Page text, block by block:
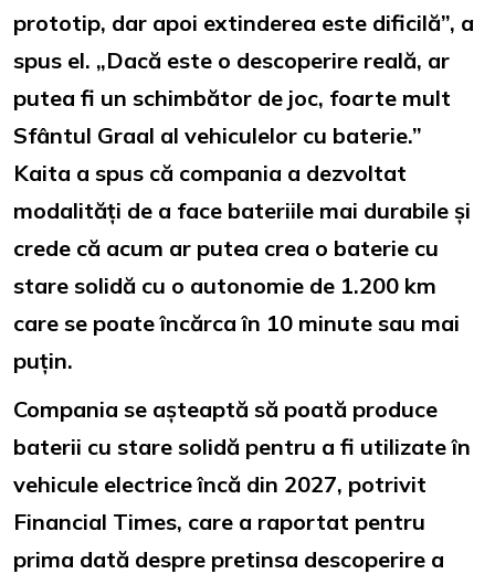
prototip, dar apoi extinderea este dificilă”, a
spus el. „Dacă este o descoperire reală, ar
putea fi un schimbător de joc, foarte mult
Sfântul Graal al vehiculelor cu baterie.”
Kaita a spus că compania a dezvoltat
modalități de a face bateriile mai durabile și
crede că acum ar putea crea o baterie cu
stare solidă cu o autonomie de 1.200 km
care se poate încărca în 10 minute sau mai
puțin.
Compania se așteaptă să poată produce
baterii cu stare solidă pentru a fi utilizate în
vehicule electrice încă din 2027, potrivit
Financial Times, care a raportat pentru
prima dată despre pretinsa descoperire a